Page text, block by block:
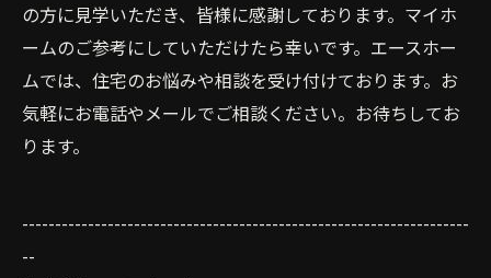
の方に見学いただき、皆様に感謝しております。マイホ
ームのご参考にしていただけたら幸いです。エースホー
ムでは、住宅のお悩みや相談を受け付けております。お
気軽にお電話やメールでご相談ください。お待ちしてお
ります。
--------------------------------------------------------------------
--